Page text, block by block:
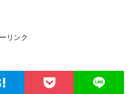
リンク